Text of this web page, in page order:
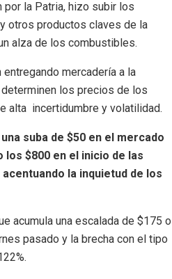
por la Patria, hizo subir los
otros productos claves de la
alza de los combustibles.
mercadería a la
los precios de los
alta incertidumbre y volatilidad.
suba de $50 en el mercado
$800 en el inicio de las
la inquietud de los
acumula una escalada de $175 o
pasado y la brecha con el tipo